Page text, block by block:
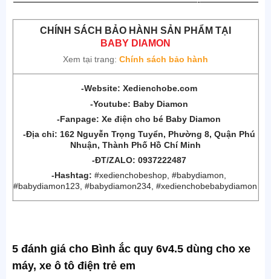
CHÍNH SÁCH BẢO HÀNH SẢN PHẨM TẠI
BABY DIAMON
Xem tại trang: Chính sách bảo hành
-Website: Xedienchobe.com
-Youtube: Baby Diamon
-Fanpage:Xe điện cho bé Baby Diamon
-Địa chỉ: 162 Nguyễn Trọng Tuyển, Phường 8, Quận Phú
Nhuận, Thành Phố Hồ Chí Minh
-ĐT/ZALO: 0937222487
-Hashtag:#xedienchobeshop, #babydiamon,
#babydiamon123, #babydiamon234, #xedienchobebabydiamon
5 đánh giá cho Bình ắc quy 6v4.5 dùng cho xe
máy, xe ô tô điện trẻ em